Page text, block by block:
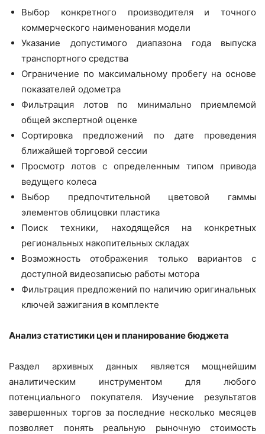
Выбор конкретного производителя и точного
коммерческого наименования модели
Указание допустимого диапазона года выпуска
транспортного средства
Ограничение по максимальному пробегу на основе
показателей одометра
Фильтрация лотов по минимально приемлемой
общей экспертной оценке
Сортировка предложений по дате проведения
ближайшей торговой сессии
Просмотр лотов с определенным типом привода
ведущего колеса
Выбор предпочтительной цветовой гаммы
элементов облицовки пластика
Поиск техники, находящейся на конкретных
региональных накопительных складах
Возможность отображения только вариантов с
доступной видеозаписью работы мотора
Фильтрация предложений по наличию оригинальных
ключей зажигания в комплекте
Анализ статистики цен и планирование бюджета
Раздел архивных данных является мощнейшим
аналитическим инструментом для любого
потенциального покупателя. Изучение результатов
завершенных торгов за последние несколько месяцев
позволяет понять реальную рыночную стоимость